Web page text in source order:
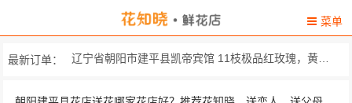
菜单
最新订单：